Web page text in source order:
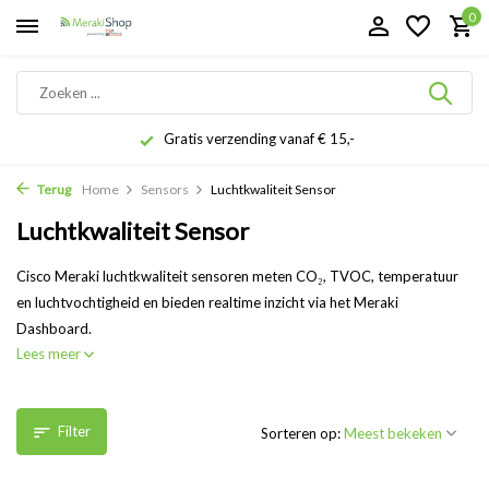
0
Gratis verzending vanaf € 15,-
Terug Home Sensors Luchtkwaliteit Sensor
Luchtkwaliteit Sensor
Cisco Meraki luchtkwaliteit sensoren meten CO₂, TVOC, temperatuur
en luchtvochtigheid en bieden realtime inzicht via het Meraki
Dashboard.
Lees meer
Filter Sorteren op: